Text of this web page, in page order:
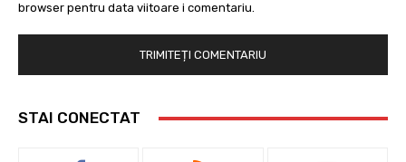
browser pentru data viitoare i comentariu.
STAI CONECTAT